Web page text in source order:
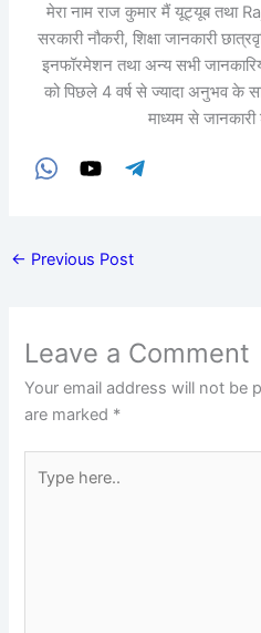
मेरा नाम राज कुमार मैं यूट्यूब तथा
सरकारी नौकरी, शिक्षा जानकारी
इनफॉरमेशन तथा अन्य सभी
को पिछले 4 वर्ष से ज्यादा अनुभव
माध्यम से
← Previous Post
Leave a Comment
Your email address will not be
are marked *
here..